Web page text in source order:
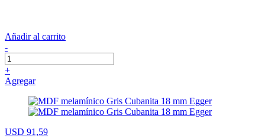
Añadir al carrito
-
+
Agregar
USD 91,59